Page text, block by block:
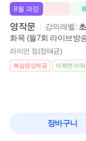
8월 과정
영작문 강의레벨:
화목 (월7회 라이브방
라이언 정(정태균)
복습영상제공 어학연수/워
장바구니